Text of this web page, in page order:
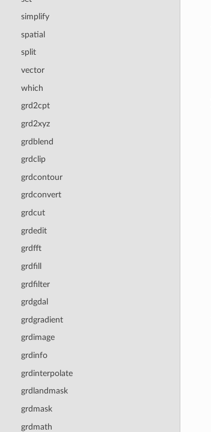
simplify
spatial
split
vector
which
grd2cpt
grd2xyz
grdblend
grdclip
grdcontour
grdconvert
grdcut
grdedit
grdfft
grdfill
grdfilter
grdgdal
grdgradient
grdimage
grdinfo
grdinterpolate
grdlandmask
grdmask
grdmath